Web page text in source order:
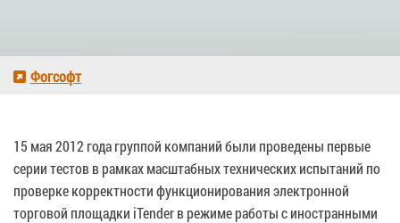
Фогсофт
15 мая 2012 года группой компаний были проведены первые
серии тестов в рамках масштабных технических испытаний по
проверке корректности функционирования электронной
торговой площадки iTender в режиме работы с иностранными